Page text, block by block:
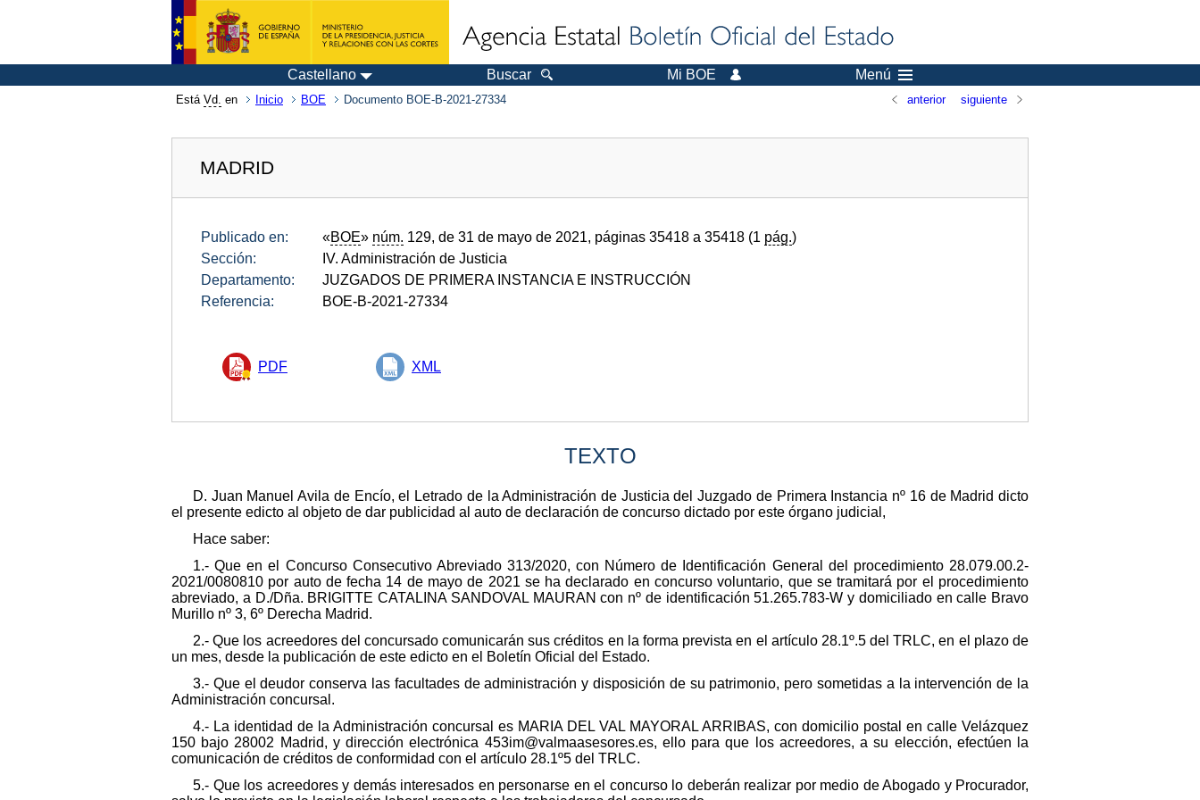
Castellano Buscar Mi BOE Menú
Está Vd. en Inicio BOE Documento BOE-B-2021-27334 anterior siguiente
MADRID
Publicado en: «BOE» núm. 129, de 31 de mayo de 2021, páginas 35418 a 35418 (1 pág.)
Sección:
IV. Administración de Justicia
Departamento:
JUZGADOS DE PRIMERA INSTANCIA E INSTRUCCIÓN
Referencia:
BOE-B-2021-27334
PDF XML
TEXTO
D. Juan Manuel Avila de Encío, el Letrado de la Administración de Justicia del Juzgado de Primera Instancia nº 16 de Madrid dicto
el presente edicto al objeto de dar publicidad al auto de declaración de concurso dictado por este órgano judicial,
Hace saber:
1.- Que en el Concurso Consecutivo Abreviado 313/2020, con Número de Identificación General del procedimiento 28.079.00.2-
2021/0080810 por auto de fecha 14 de mayo de 2021 se ha declarado en concurso voluntario, que se tramitará por el procedimiento
abreviado, a D./Dña. BRIGITTE CATALINA SANDOVAL MAURAN con nº de identificación 51.265.783-W y domiciliado en calle Bravo
Murillo nº 3, 6º Derecha Madrid.
2.- Que los acreedores del concursado comunicarán sus créditos en la forma prevista en el artículo 28.1º.5 del TRLC, en el plazo de
un mes, desde la publicación de este edicto en el Boletín Oficial del Estado.
3.- Que el deudor conserva las facultades de administración y disposición de su patrimonio, pero sometidas a la intervención de la
Administración concursal.
4.- La identidad de la Administración concursal es MARIA DEL VAL MAYORAL ARRIBAS, con domicilio postal en calle Velázquez
150 bajo 28002 Madrid, y dirección electrónica 453im@valmaasesores.es, ello para que los acreedores, a su elección, efectúen la
comunicación de créditos de conformidad con el artículo 28.1º5 del TRLC.
5.- Que los acreedores y demás interesados en personarse en el concurso lo deberán realizar por medio de Abogado y Procurador,